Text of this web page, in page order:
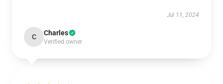
Jul 11, 2024
C Charles
Verified owner